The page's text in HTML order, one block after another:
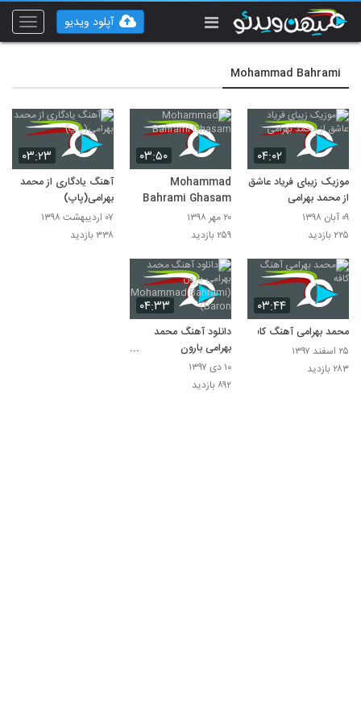
Toggle
آپلود ویدیو
Mohammad Bahrami
۰۴:۰۲
موزیک زیبای فریاد عاشق
از محمد بهرامی
۰۹ آبان ۱۳۹۸
۲۲۵ بازدید
۰۳:۵۰
Mohammad
Bahrami Ghasam
۲۰ مهر ۱۳۹۸
۲۵۹ بازدید
۰۳:۲۳
آهنگ یادگاری از محمد
بهرامی(پاپ)
۰۷ اردیبهشت ۱۳۹۸
۳۳۸ بازدید
۰۳:۴۴
محمد بهرامی آهنگ کافه
۲۵ اسفند ۱۳۹۷
۲۸۳ بازدید
۰۴:۳۳
دانلود آهنگ محمد
بهرامی بارون
(Mohammad
Bahrami Baron)
۱۰ دی ۱۳۹۷
۸۹۲ بازدید